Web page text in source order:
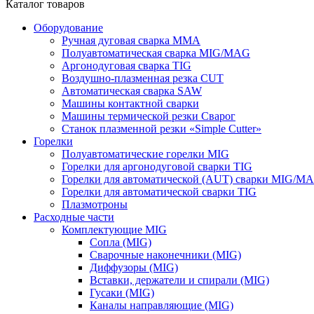
Каталог товаров
Оборудование
Ручная дуговая сварка ММА
Полуавтоматическая сварка MIG/MAG
Аргонодуговая сварка TIG
Воздушно-плазменная резка CUT
Автоматическая сварка SAW
Машины контактной сварки
Машины термической резки Сварог
Станок плазменной резки «Simple Cutter»
Горелки
Полуавтоматические горелки MIG
Горелки для аргонодуговой сварки TIG
Горелки для автоматической (AUT) сварки MIG/
Горелки для автоматической сварки TIG
Плазмотроны
Расходные части
Комплектующие MIG
Сопла (MIG)
Сварочные наконечники (MIG)
Диффузоры (MIG)
Вставки, держатели и спирали (MIG)
Гусаки (MIG)
Каналы направляющие (MIG)